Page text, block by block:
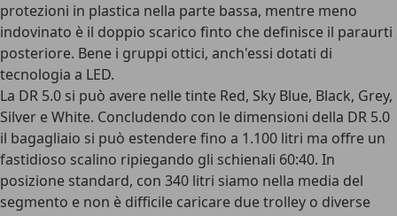
protezioni in plastica nella parte bassa, mentre meno
indovinato è il doppio scarico finto che definisce il paraurti
posteriore. Bene i gruppi ottici, anch'essi dotati di
tecnologia a LED.
La DR 5.0 si può avere nelle tinte Red, Sky Blue, Black, Grey,
Silver e White. Concludendo con le dimensioni della DR 5.0
il bagagliaio si può estendere fino a 1.100 litri ma offre un
fastidioso scalino ripiegando gli schienali 60:40. In
posizione standard, con 340 litri siamo nella media del
segmento e non è difficile caricare due trolley o diverse